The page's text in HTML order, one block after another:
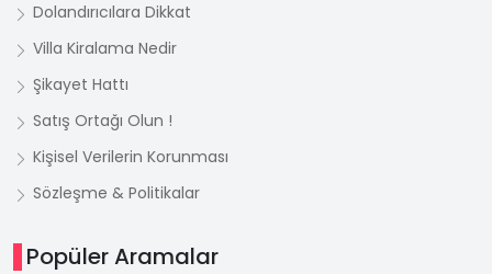
Dolandırıcılara Dikkat
Villa Kiralama Nedir
Şikayet Hattı
Satış Ortağı Olun !
Kişisel Verilerin Korunması
Sözleşme & Politikalar
Popüler Aramalar